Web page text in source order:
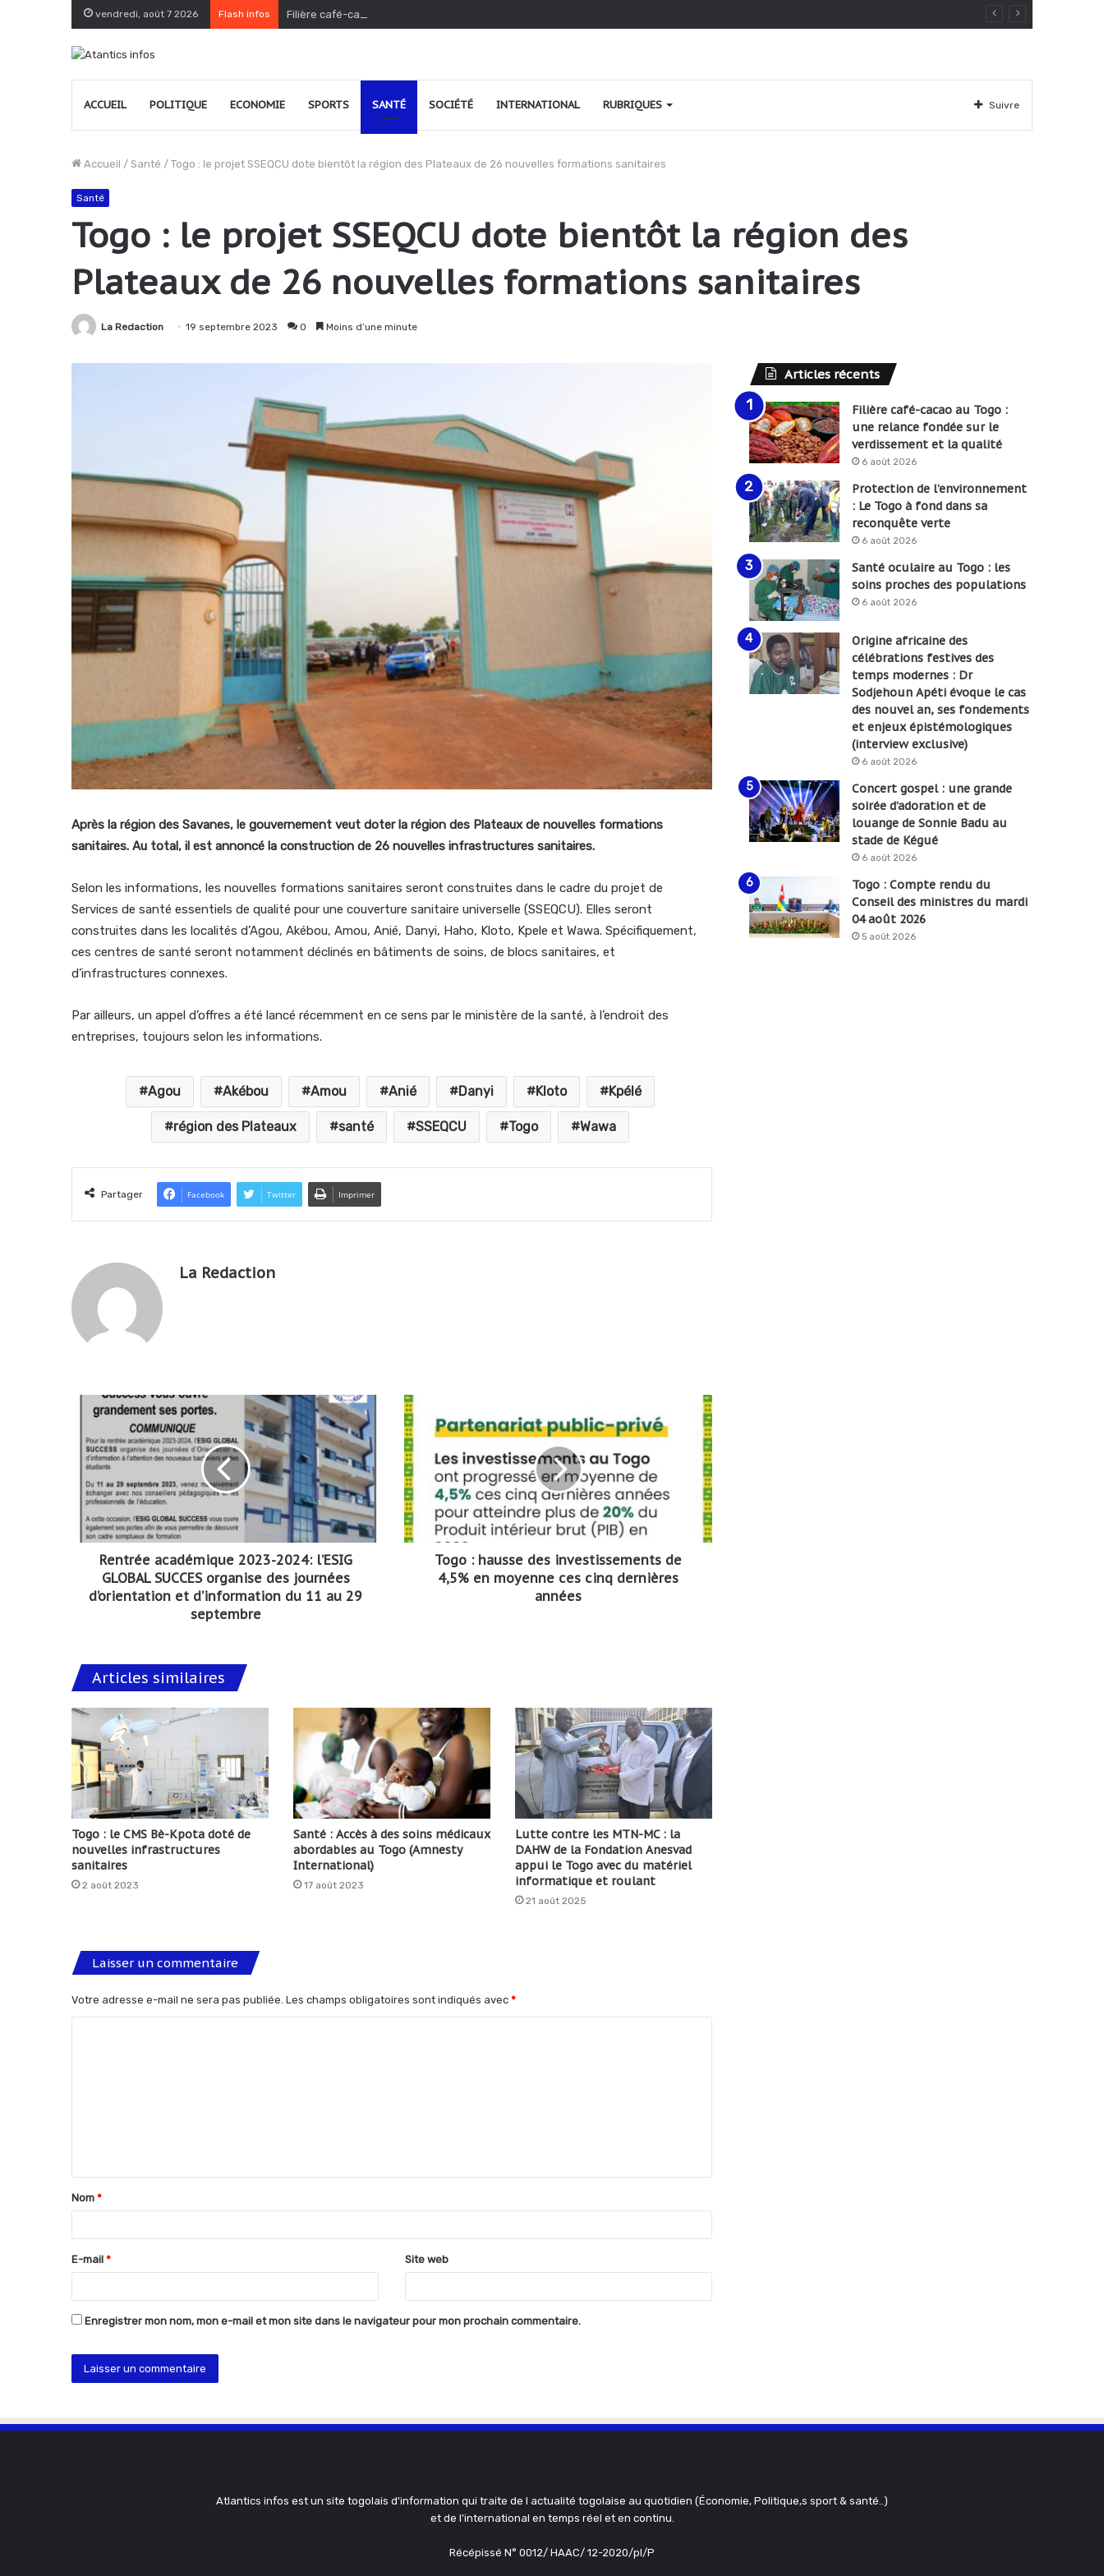
vendredi, août 7 2026 Flash infos Filière café-cacao au Togo : une relance fondée sur le verdissement et la qualité
ACCUEIL POLITIQUE ECONOMIE SPORTS SANTÉ SOCIÉTÉ INTERNATIONAL RUBRIQUES Suivre
Accueil / Santé / Togo : le projet SSEQCU dote bientôt la région des Plateaux de 26 nouvelles formations sanitaires
Santé
Togo : le projet SSEQCU dote bientôt la région des
Plateaux de 26 nouvelles formations sanitaires
La Redaction 19 septembre 2023 0 Moins d’une minute
Après la région des Savanes, le gouvernement veut doter la région des Plateaux de nouvelles formations
sanitaires. Au total, il est annoncé la construction de 26 nouvelles infrastructures sanitaires.
Selon les informations, les nouvelles formations sanitaires seront construites dans le cadre du projet de
Services de santé essentiels de qualité pour une couverture sanitaire universelle (SSEQCU). Elles seront
construites dans les localités d’Agou, Akébou, Amou, Anié, Danyi, Haho, Kloto, Kpele et Wawa. Spécifiquement,
ces centres de santé seront notamment déclinés en bâtiments de soins, de blocs sanitaires, et
d’infrastructures connexes.
Par ailleurs, un appel d’offres a été lancé récemment en ce sens par le ministère de la santé, à l’endroit des
entreprises, toujours selon les informations.
Agou Akébou Amou Anié Danyi Kloto Kpélé
région des Plateaux santé SSEQCU Togo Wawa
Partager Facebook Twitter Imprimer
La Redaction
Rentrée académique 2023-2024: l’ESIG
GLOBAL SUCCES organise des journées
d’orientation et d’information du 11 au 29
septembre
Togo : hausse des investissements de
4,5% en moyenne ces cinq dernières
années
Articles similaires
Togo : le CMS Bè-Kpota doté de
nouvelles infrastructures
sanitaires
2 août 2023
Santé : Accès à des soins médicaux
abordables au Togo (Amnesty
International)
17 août 2023
Lutte contre les MTN-MC : la
DAHW de la Fondation Anesvad
appui le Togo avec du matériel
informatique et roulant
21 août 2025
Laisser un commentaire
Votre adresse e-mail ne sera pas publiée. Les champs obligatoires sont indiqués avec *
t
a
e
*
Nom *
E-mail * Site web
Enregistrer mon nom, mon e-mail et mon site dans le navigateur pour mon prochain commentaire.
Articles récents
Filière café-cacao au Togo :
une relance fondée sur le
verdissement et la qualité
6 août 2026
Protection de l’environnement
: Le Togo à fond dans sa
reconquête verte
6 août 2026
Santé oculaire au Togo : les
soins proches des populations
6 août 2026
Origine africaine des
célébrations festives des
temps modernes : Dr
Sodjehoun Apéti évoque le cas
des nouvel an, ses fondements
et enjeux épistémologiques
(interview exclusive)
6 août 2026
Concert gospel : une grande
soirée d’adoration et de
louange de Sonnie Badu au
stade de Kégué
6 août 2026
Togo : Compte rendu du
Conseil des ministres du mardi
04 août 2026
5 août 2026
Atlantics infos est un site togolais d'information qui traite de l actualité togolaise au quotidien (Économie, Politique,s sport & santé..)
et de l'international en temps réel et en continu.
Récépissé N° 0012/ HAAC/ 12-2020/pl/P